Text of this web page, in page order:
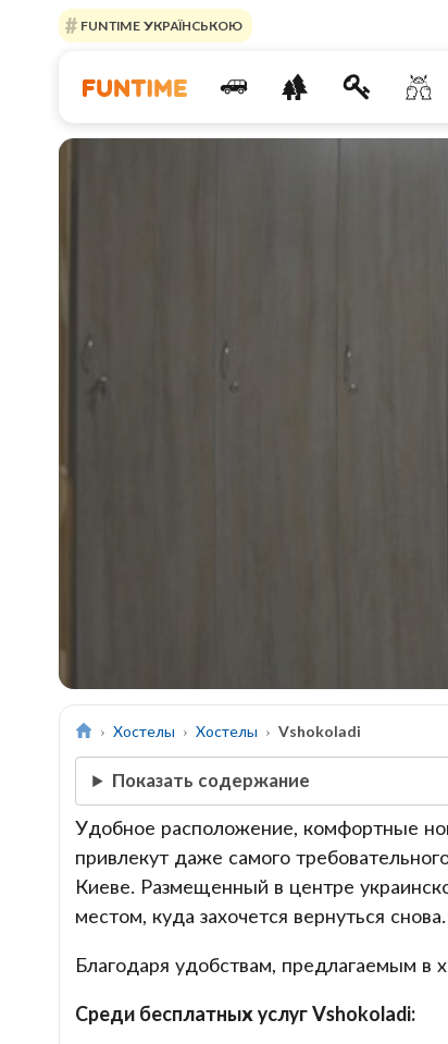
FUNTIME УКРАЇНСЬКОЮ
Хостелы Хостелы Vshokoladi
Показать содержание
Удобное расположение, комфортные
привлекут даже самого
Киеве. Размещенный в центре
местом, куда захочется вернуться
Благодаря удобствам, предлагаемым в
Среди бесплатных услуг Vshokoladi: